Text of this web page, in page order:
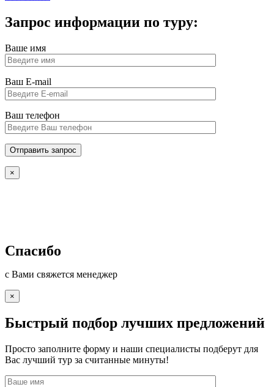
Запрос информации по туру:
Ваше имя
Ваш E-mail
Ваш телефон
×
Спасибо
с Вами свяжется менеджер
×
Быстрый подбор лучших предложений
Просто заполните форму и наши специалисты подберут для
Вас лучший тур за считанные минуты!